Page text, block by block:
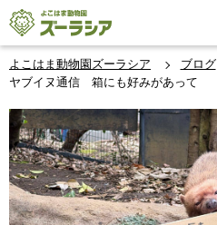
よこはま動物園ズーラシア ブログ
ヤブイヌ通信 箱にも好みがあって